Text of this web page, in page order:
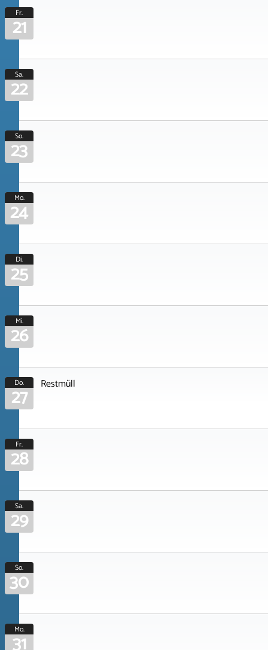
Fr.
21
Sa.
22
So.
23
Mo.
24
Di.
25
Mi.
26
Do.
27 Restmüll
Fr.
28
Sa.
29
So.
30
Mo.